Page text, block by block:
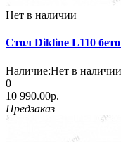
Нет в наличии
Стол Dikline L110
Наличие:Нет в наличии
0
10 990.00р.
Предзаказ